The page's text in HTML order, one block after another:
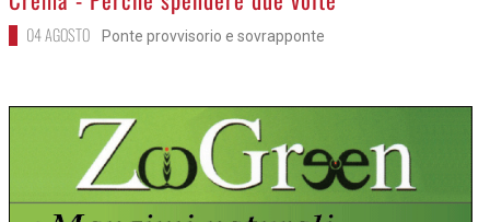
04 AGOSTO Ponte provvisorio e sovrapponte